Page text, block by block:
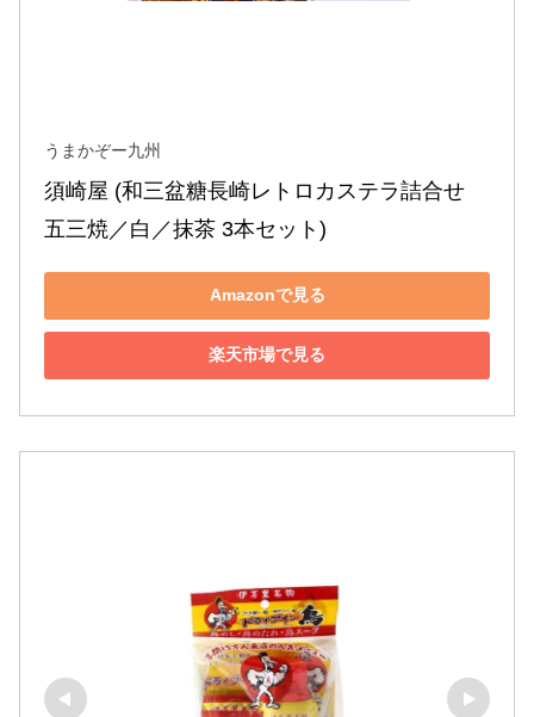
うまかぞー九州
須崎屋 (和三盆糖長崎レトロカステラ詰合せ
五三焼／白／抹茶 3本セット)
Amazonで見る
楽天市場で見る